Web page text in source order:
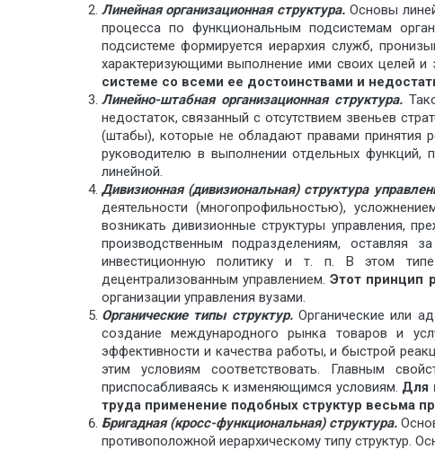
Линейная организационная структура.Основы
процесса по функциональным подсистемам
подсистеме формируется иерархия служб,
характеризующими выполнение ими своих целей и
системе со всеми ее достоинствами и
Линейно­-штабная организационная структура.
недостаток, связанный с отсутствием звеньев
(штабы), которые не обладают правами принятия
руководителю в выполнении отдельных функций,
линейной.
Дивизионная (дивизиональная) структура
деятельности (многопрофильностью),
возникать дивизионные структуры управления,
производственным подразделениям, оставляя
инвестиционную политику и т. п. В этом
децентрализованным управлением.Этот принцип
организации управления вузами.
Органические типы структур. Органические или
создание международного рынка товаров и
эффективности и качества работы, и быстрой
этим условиям соответствовать. Главным
приспосабливаясь к изменяющимся условиям. Для
труда применение подобных структур весьма
Бригадная (кросс-функциональная) структура.
противоположной иерархическому типу структур.